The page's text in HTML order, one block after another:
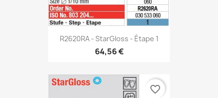
R2620RA - StarGloss - Étape 1
64,56 €
favorite_border